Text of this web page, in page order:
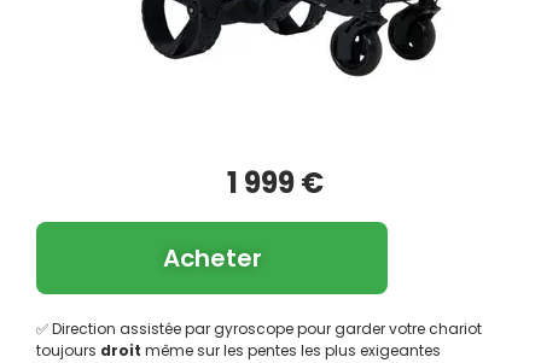
✅ Direction assistée par gyroscope pour garder votre chariot
toujours droit même sur les pentes les plus exigeantes
1 999 €
Acheter